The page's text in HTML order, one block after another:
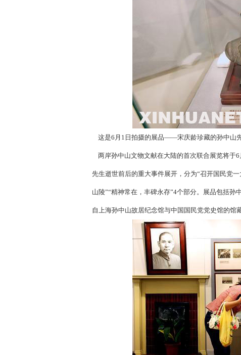
这是6月1日拍摄的展品——宋庆龄珍藏的孙中山先
两岸孙中山文物文献在大陆的首次联合展览将于
先生逝世前后的重大事件展开，分为“召开国民党
山陵”“精神常在，丰碑永存”4个部分。展品包括
自上海孙中山故居纪念馆与中国国民党党史馆的馆